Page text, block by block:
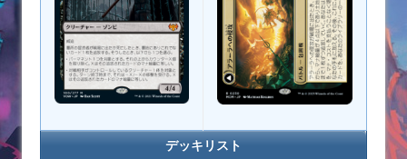
デッキリスト